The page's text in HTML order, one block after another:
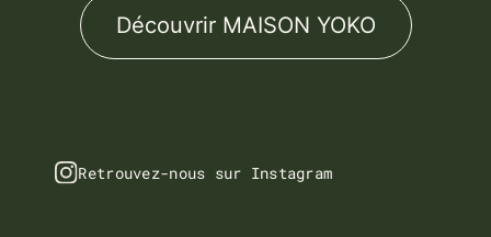
Découvrir MAISON YOKO
Retrouvez-nous sur Instagram